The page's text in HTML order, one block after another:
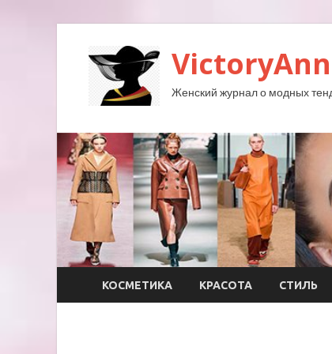
Женский журнал о модных
КОСМЕТИКА КРАСОТА СТИЛЬ